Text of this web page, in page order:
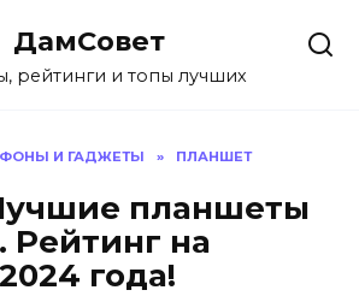
ДамСовет
рейтинги и топы лучших
И ГАДЖЕТЫ » ПЛАНШЕТ
планшеты
Рейтинг на
года!